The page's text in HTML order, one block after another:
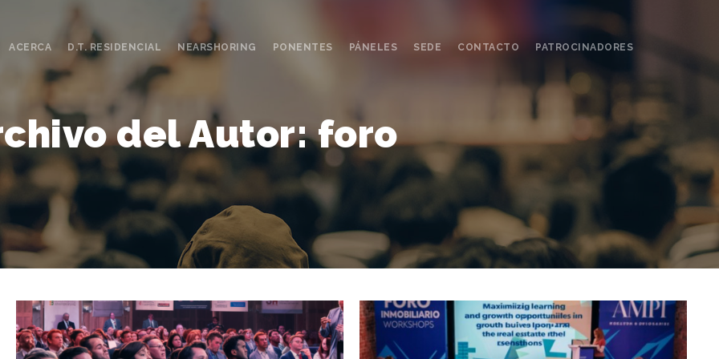
ACERCA D.T. RESIDENCIAL NEARSHORING PONENTES PÁNELES SEDE CONTACTO PATROCINADORES
del Autor:foro